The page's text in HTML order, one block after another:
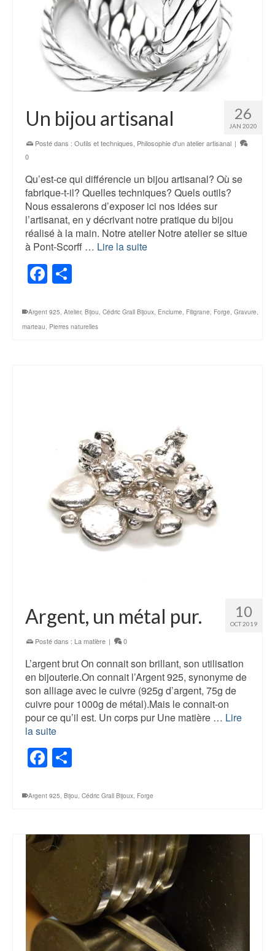
26
JAN 2020
Un bijou artisanal
Posté dans : Outils et techniques Philosophie d'un atelier artisanal |
0
Qu’est-ce qui différencie un bijou artisanal? Où se
fabrique-t-il? Quelles techniques? Quels outils?
Nous essaierons d’exposer ici nos idées sur
l’artisanat, en y décrivant notre pratique du bijou
réalisé à la main. Notre atelier Notre atelier se situe
à Pont-Scorff … Lire la suite
Facebook
Argent 925 Atelier, Bijou Cédric Grall Bijoux Enclume Filigrane Forge Gravure
marteau Pierres naturelles
10
OCT 2019
Argent, un métal pur.
Posté dans : La matière | 0
L’argent brut On connait son brillant, son utilisation
en bijouterie.On connait l’Argent 925, synonyme de
son alliage avec le cuivre (925g d’argent, 75g de
cuivre pour 1000g de métal).Mais le connait-on
pour ce qu’il est. Un corps pur Une matière … Lire
la suite
Facebook
Argent 925, Bijou, Cédric Grall Bijoux, Forge